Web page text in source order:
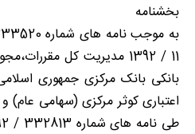
بخشنامه
11 / 1392 مدیریت کل
بانکی بانک مرکزی جمهوری
اعتباری کوثر مرکزی (سهامی